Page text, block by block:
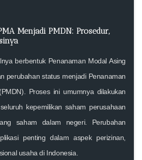
Menjadi PMDN: Prosedur,
berbentuk Penanaman Modal Asing
perubahan status menjadi Penanaman
. Proses ini umumnya dilakukan
kepemilikan saham perusahaan
saham dalam negeri. Perubahan
penting dalam aspek perizinan,
usaha di Indonesia.